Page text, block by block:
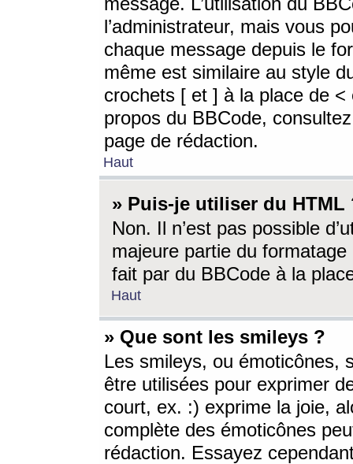
l’administrateur, mais vous
chaque message depuis le
même est similaire au style
crochets [ et ] à la place de <
propos du BBCode,
page de rédaction.
Haut
» Puis-je utiliser du HTML
Non. Il n’est pas possible
majeure partie du
fait par du BBCode à la
Haut
» Que sont les smileys ?
Les smileys, ou émoticônes,
être utilisées pour exprimer
court, ex. :) exprime la joie,
complète des émoticônes
rédaction. Essayez